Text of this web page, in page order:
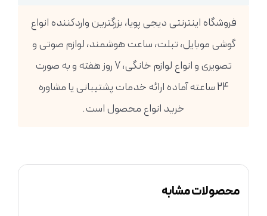
فروشگاه اینترنتی دیجی پویا، بزرگترین واردکننده انواع
گوشی موبایل، تبلت، ساعت هوشمند، لوازم صوتی و
تصویری و انواع لوازم خانگی، 7 روز هفته و به صورت
24 ساعته آماده ارائه خدمات پشتیبانی یا مشاوره
خرید انواع محصول است.
محصولات مشابه